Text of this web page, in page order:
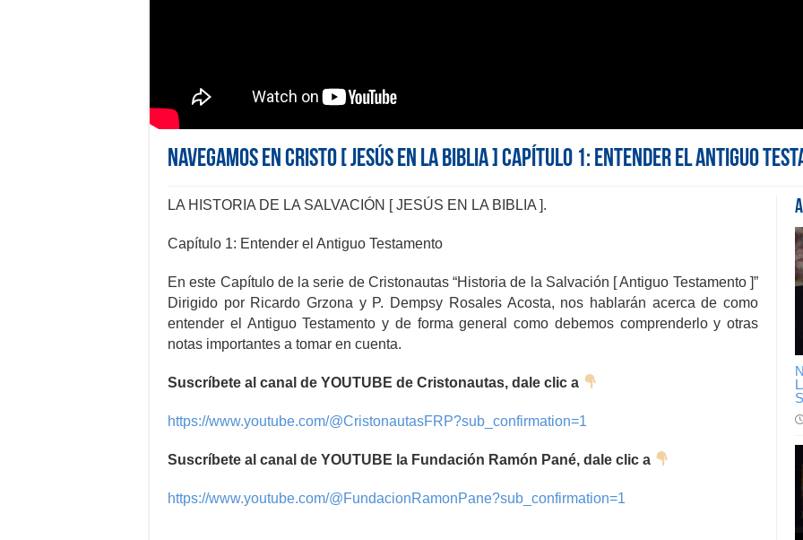
NAVEGAMOS EN CRISTO [ JESÚS EN LA BIBLIA ] Capítulo 1: Entender el Antiguo
LA HISTORIA DE LA SALVACIÓN [ JESÚS EN LA BIBLIA ].
Capítulo 1: Entender el Antiguo Testamento
En este Capítulo de la serie de Cristonautas “Historia de la Salvación [ Antiguo Testamento ]”
Dirigido por Ricardo Grzona y P. Dempsy Rosales Acosta, nos hablarán acerca de como
entender el Antiguo Testamento y de forma general como debemos comprenderlo y otras
notas importantes a tomar en cuenta.
Suscríbete al canal de YOUTUBE de Cristonautas, dale clic a
https://www.youtube.com/@CristonautasFRP?sub_confirmation=1
Suscríbete al canal de YOUTUBE la Fundación Ramón Pané, dale clic a
https://www.youtube.com/@FundacionRamonPane?sub_confirmation=1